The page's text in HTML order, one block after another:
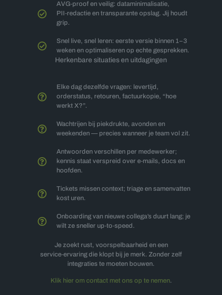
AVG‑proof en veilig: dataminimalisatie,
PII‑redactie en transparante opslag. Jij houdt
grip.
Snel live, snel leren: eerste versie binnen 1–3
weken en optimaliseren op echte gesprekken.
Herkenbare situaties en uitdagingen
Elke dag dezelfde vragen: levertijd,
orderstatus, retouren, factuurkopie, “hoe
werkt X?”.
Wachtrijen bij piekdrukte, avonden en
weekenden — precies wanneer je team vol zit.
Antwoorden verschillen per medewerker;
kennis staat verspreid over e‑mails, docs en
hoofden.
Tickets missen context; triage en samenvatten
kost uren.
Onboarding van nieuwe collega’s duurt lang; je
wilt ze sneller up‑to‑speed.
Je zoekt rust, voorspelbaarheid en een
service‑ervaring die klopt bij je merk. Zonder zelf
integraties te moeten bouwen.
Klik hier om contact met ons op te nemen.